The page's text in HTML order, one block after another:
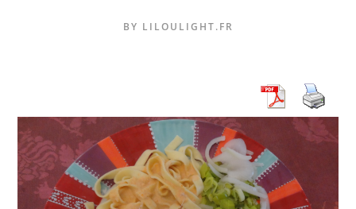
BY LILOULIGHT.FR